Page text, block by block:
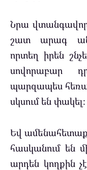
Նրա վտանգավոր
շատ արագ
որտեղ իրեն
սովորաբար
պարզապես
սկսում են փակել։
Եվ
հասկանում են
արդեն կողքին